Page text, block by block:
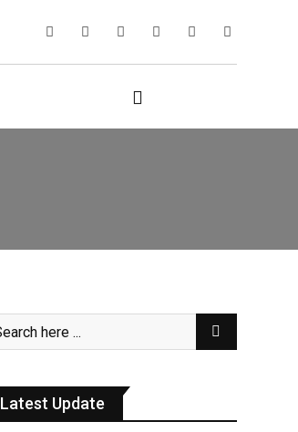
Latest Update